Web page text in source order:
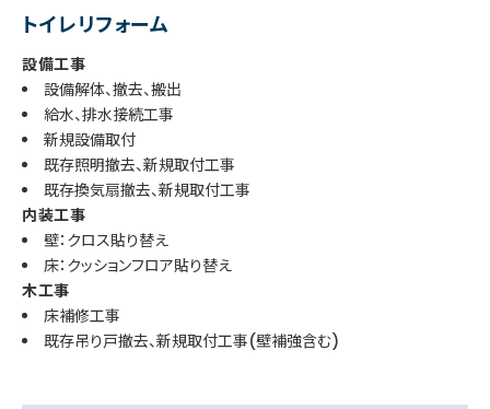
トイレリフォーム
設備工事
設備解体、撤去、搬出
給水、排水接続工事
新規設備取付
既存照明撤去、新規取付工事
既存換気扇撤去、新規取付工事
内装工事
壁：クロス貼り替え
床：クッションフロア貼り替え
木工事
床補修工事
既存吊り戸撤去、新規取付工事(壁補強含む)